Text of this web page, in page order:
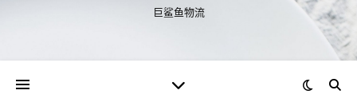
巨鲨鱼物流